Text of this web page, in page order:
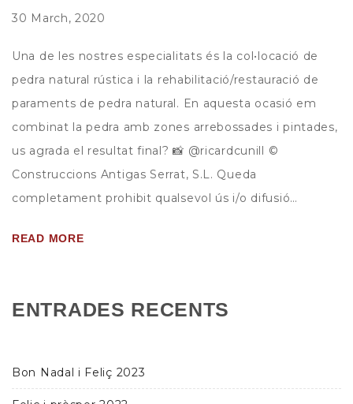
30 March, 2020
Una de les nostres especialitats és la col•locació de
pedra natural rústica i la rehabilitació/restauració de
paraments de pedra natural. En aquesta ocasió em
combinat la pedra amb zones arrebossades i pintades,
us agrada el resultat final? 📸 @ricardcunill ©
Construccions Antigas Serrat, S.L. Queda
completament prohibit qualsevol ús i/o difusió…
READ MORE
ENTRADES RECENTS
Bon Nadal i Feliç 2023